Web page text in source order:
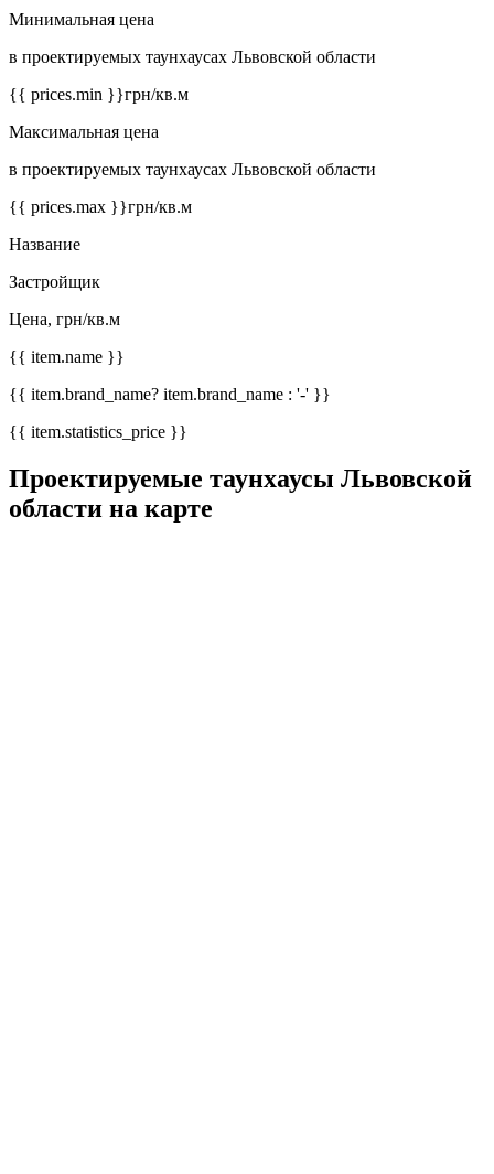
Минимальная цена
в проектируемых таунхаусах Львовской области
{{ prices.min }}грн/кв.м
Максимальная цена
в проектируемых таунхаусах Львовской области
{{ prices.max }}грн/кв.м
Название
Застройщик
Цена, грн/кв.м
{{ item.name }}
{{ item.brand_name? item.brand_name : '-' }}
{{ item.statistics_price }}
Проектируемые таунхаусы Львовской
области на карте